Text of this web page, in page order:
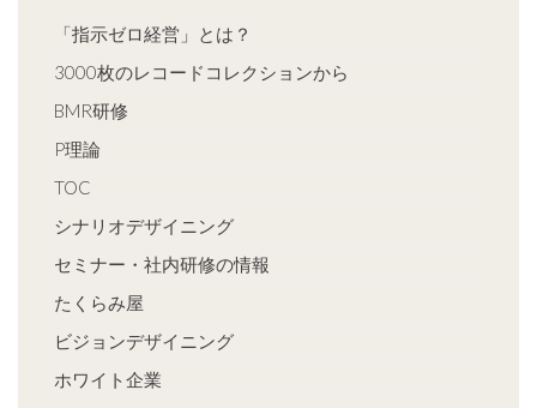
「指示ゼロ経営」とは？
3000枚のレコードコレクションから
BMR研修
P理論
TOC
シナリオデザイニング
セミナー・社内研修の情報
たくらみ屋
ビジョンデザイニング
ホワイト企業